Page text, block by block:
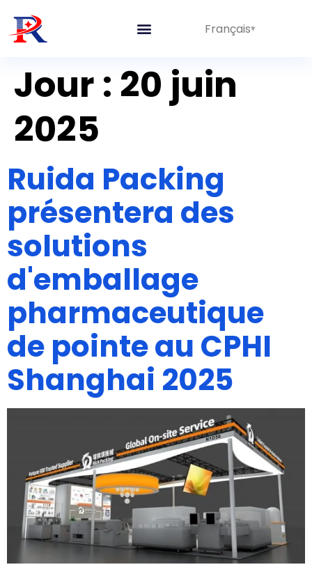
Français
Jour : 20 juin
2025
Ruida Packing
présentera des
solutions
d'emballage
pharmaceutique
de pointe au CPHI
Shanghai 2025